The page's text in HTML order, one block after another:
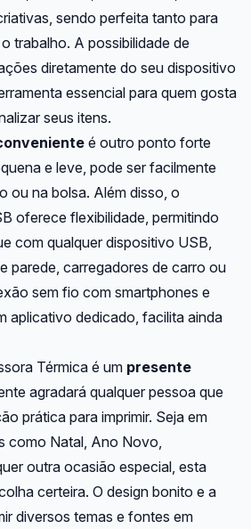
sendo perfeita tanto para
trabalho. A possibilidade de
diretamente do seu dispositivo
essencial para quem gosta
seus itens.
é outro ponto forte
e leve, pode ser facilmente
ou na bolsa. Além disso, o
oferece flexibilidade, permitindo
com qualquer dispositivo USB,
parede, carregadores de carro ou
sem fio com smartphones e
aplicativo dedicado, facilita ainda
Térmica é um presente
agradará qualquer pessoa que
prática para imprimir. Seja em
como Natal, Ano Novo,
outra ocasião especial, esta
certeira. O design bonito e a
diversos temas e fontes em